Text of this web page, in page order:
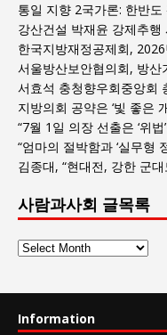
통일 지향 2국가론: 한반
강산건설 박재윤 강제추
한국지방재정공제회,
서울방산보안협의회, 방산
서효석 충청향우회중앙회
지방의회 공약은 ‘빛 좋은
“7월 1일 의장 선출은 ‘위법
“엄마의 절박함과 ‘실무형
김종대, “현대전, 강한 군
사람과사회 글목록
사
회
Information